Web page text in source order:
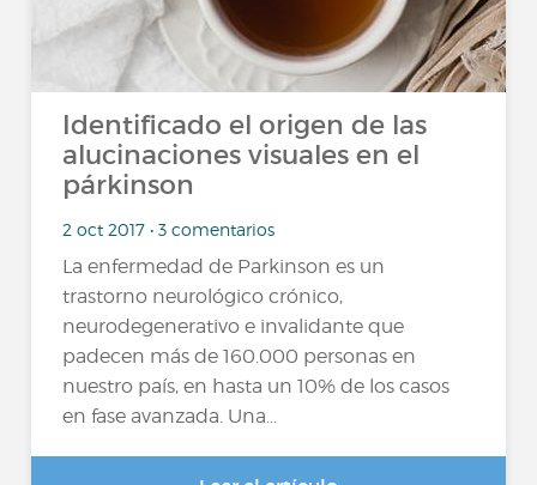
Identificado el origen de las
alucinaciones visuales en el
párkinson
2 oct 2017 • 3 comentarios
La enfermedad de Parkinson es un
trastorno neurológico crónico,
neurodegenerativo e invalidante que
padecen más de 160.000 personas en
nuestro país, en hasta un 10% de los casos
en fase avanzada. Una...